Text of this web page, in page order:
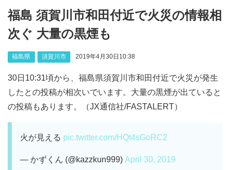
福島 須賀川市和田付近で火災の情報相
次ぐ 大量の黒煙も
福島県 須賀川市 2019年4月30日10:38
30日10:31頃から、福島県須賀川市和田付近で火災が発生
したとの投稿が相次いでいます。大量の黒煙が出ていると
の投稿もあります。（JX通信社/FASTALERT）
火が見える pic.twitter.com/HQt4sGoRC2
— かずくん (@kazzkun999) April 30, 2019